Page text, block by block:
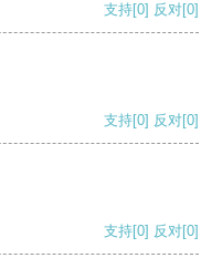
支持[0] 反对[0]
支持[0] 反对[0]
支持[0] 反对[0]